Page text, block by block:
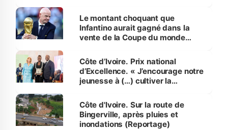
Le montant choquant que
Infantino aurait gagné dans la
vente de la Coupe du monde
Côte d’Ivoire. Prix national
d’Excellence. « J’encourage notre
jeunesse à (…) cultiver la
(Alassane Ouattara
Côte d'Ivoire. Sur la route de
Bingerville, après pluies et
inondations (Reportage)